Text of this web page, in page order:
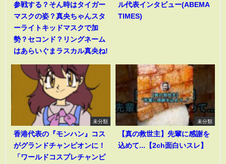
参戦する？そん時はタイガー
マスクの姿？真央ちゃんスタ
ーライトキッドマスクで加
勢？セコンド？リングネーム
はあらいぐまラスカル真央ね!
ル代表インタビュー(ABEMA
TIMES)
未分類
香港代表の『モンハン』コス
がグランドチャンピオンに！
「ワールドコスプレチャンピ
未分類
【真の救世主】先輩に感謝を
込めて...【2ch面白いスレ】